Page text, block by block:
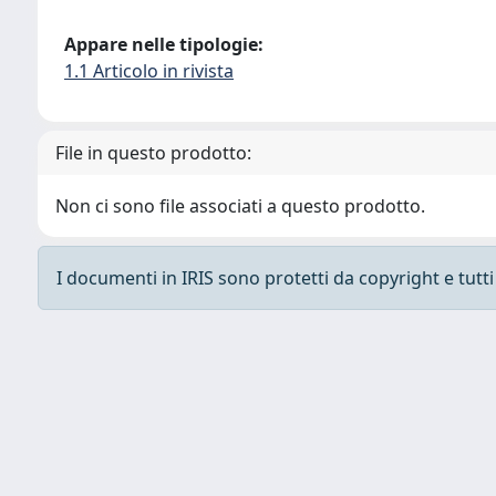
Appare nelle tipologie:
1.1 Articolo in rivista
File in questo prodotto:
Non ci sono file associati a questo prodotto.
I documenti in IRIS sono protetti da copyright e